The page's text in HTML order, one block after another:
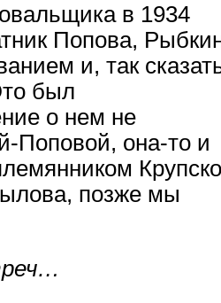
в 1934
Попова,
и, так
был
о нем не
Поповой, она-то и
позже мы